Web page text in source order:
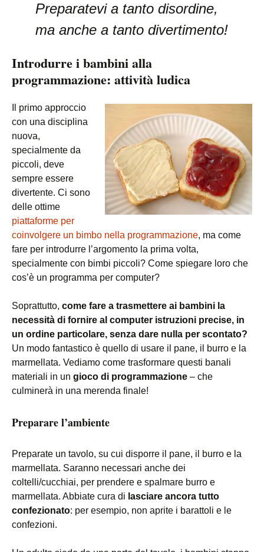
Preparatevi a tanto disordine,
ma anche a tanto divertimento!
Introdurre i bambini alla
programmazione: attività ludica
Il primo approccio
con una disciplina
nuova,
specialmente da
piccoli, deve
sempre essere
divertente. Ci sono
delle ottime
piattaforme per
coinvolgere un bimbo nella programmazione, ma come
fare per introdurre l’argomento la prima volta,
specialmente con bimbi piccoli? Come spiegare loro che
cos’è un programma per computer?
Soprattutto, come fare a trasmettere ai bambini la
necessità di fornire al computer istruzioni precise, in
un ordine particolare, senza dare nulla per scontato?
Un modo fantastico è quello di usare il pane, il burro e la
marmellata. Vediamo come trasformare questi banali
materiali in un gioco di programmazione – che
culminerà in una merenda finale!
Preparare l’ambiente
Preparate un tavolo, su cui disporre il pane, il burro e la
marmellata. Saranno necessari anche dei
coltelli/cucchiai, per prendere e spalmare burro e
marmellata. Abbiate cura di lasciare ancora tutto
confezionato: per esempio, non aprite i barattoli e le
confezioni.